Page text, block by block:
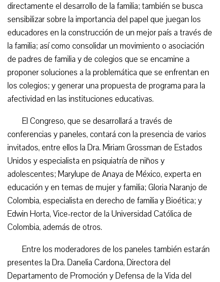
directamente el desarrollo de la familia; también se busca
sensibilizar sobre la importancia del papel que juegan los
educadores en la construcción de un mejor país a través de
la familia; así como consolidar un movimiento o asociación
de padres de familia y de colegios que se encamine a
proponer soluciones a la problemática que se enfrentan en
los colegios; y generar una propuesta de programa para la
afectividad en las instituciones educativas.
El Congreso, que se desarrollará a través de
conferencias y paneles, contará con la presencia de varios
invitados, entre ellos la Dra. Miriam Grossman de Estados
Unidos y especialista en psiquiatría de niños y
adolescentes; Marylupe de Anaya de México, experta en
educación y en temas de mujer y familia; Gloria Naranjo de
Colombia, especialista en derecho de familia y Bioética; y
Edwin Horta, Vice-rector de la Universidad Católica de
Colombia, además de otros.
Entre los moderadores de los paneles también estarán
presentes la Dra. Danelia Cardona, Directora del
Departamento de Promoción y Defensa de la Vida del